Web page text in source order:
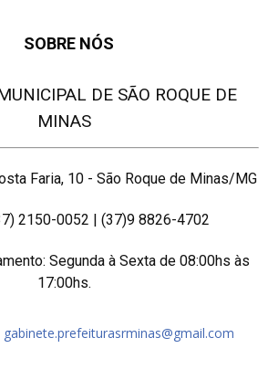
SOBRE NÓS
DE SÃO ROQUE DE
MINAS
Faria, 10 - São Roque de Minas/MG
2150-0052 | (37)9 8826-4702
Segunda à Sexta de 08:00hs às
17:00hs.
gabinete.prefeiturasrminas@gmail.com